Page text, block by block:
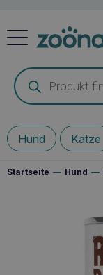
Products
search
Hund Katze
Startseite — Hund —